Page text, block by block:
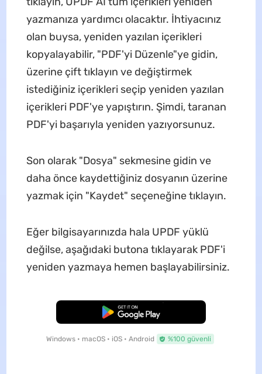
yazmanıza yardımcı olacaktır. İhtiyacınız
olan buysa, yeniden yazılan içerikleri
kopyalayabilir, "PDF'yi Düzenle"ye gidin,
üzerine çift tıklayın ve değiştirmek
istediğiniz içerikleri seçip yeniden yazılan
içerikleri PDF'ye yapıştırın. Şimdi, taranan
PDF'yi başarıyla yeniden yazıyorsunuz.
Son olarak "Dosya" sekmesine gidin ve
daha önce kaydettiğiniz dosyanın üzerine
yazmak için "Kaydet" seçeneğine tıklayın.
Eğer bilgisayarınızda hala UPDF yüklü
değilse, aşağıdaki butona tıklayarak PDF'i
yeniden yazmaya hemen başlayabilirsiniz.
Ücretsiz İndirme
Windows • macOS • iOS • Android %100 güvenli